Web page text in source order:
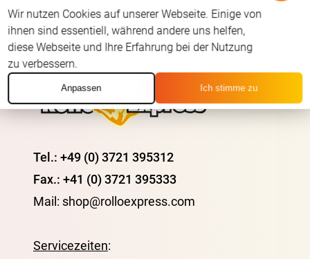
Wir nutzen Cookies auf unserer Webseite. Einige von
ihnen sind essentiell, während andere uns helfen,
diese Webseite und Ihre Erfahrung bei der Nutzung
zu verbessern.
Anpassen Ich stimme zu
Tel.: +49 (0) 3721 395312
Fax.: +41 (0) 3721 395333
Mail: shop@rolloexpress.com
Servicezeiten: